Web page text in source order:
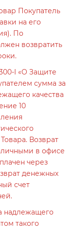
Покупатель
на его
По
возвратить
I «О Защите
сумма за
качества
10
Возврат
в офисе
через
денежных
счет
надлежащего
такого